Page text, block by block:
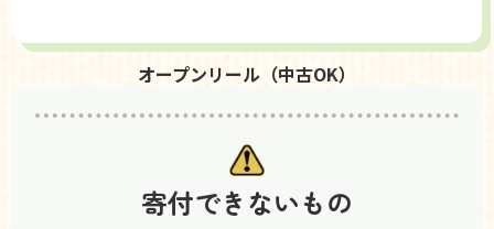
オープンリール（中古OK）
寄付できないもの